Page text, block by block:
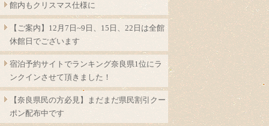
館内もクリスマス仕様に
【ご案内】12月7日~9日、15日、22日は全館
休館日でございます
宿泊予約サイトでランキング奈良県1位にラ
ンクインさせて頂きました！
【奈良県民の方必見】まだまだ県民割引クー
ポン配布中です